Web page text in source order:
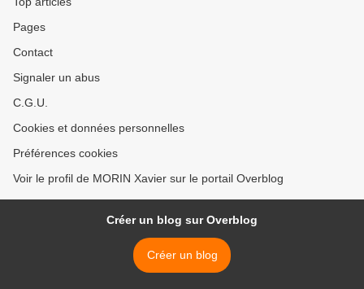
Pages
Contact
Signaler un abus
C.G.U.
Cookies et données personnelles
Préférences cookies
Voir le profil de MORIN Xavier sur le portail Overblog
Créer un blog sur Overblog
Créer un blog